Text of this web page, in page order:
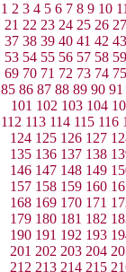
1 2 3 4 5 6 7 8 9 10 11
21 22 23 24 25 26 27
37 38 39 40 41 42 43
53 54 55 56 57 58 59
69 70 71 72 73 74 75
85 86 87 88 89 90 91
101 102 103 104
112 113 114 115 116
124 125 126 127
135 136 137 138
146 147 148 149
157 158 159 160
168 169 170 171
179 180 181 182
190 191 192 193
201 202 203 204
212 213 214 215